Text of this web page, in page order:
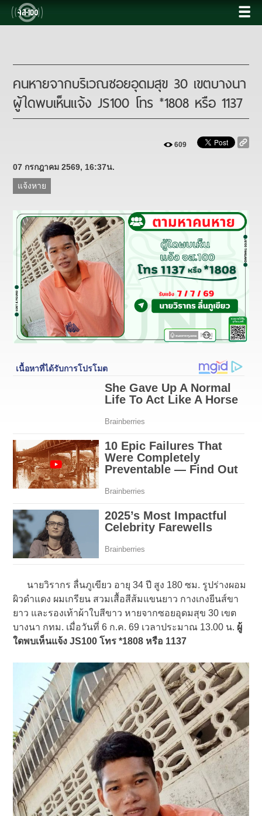
คนหายจากบริเวณซอยอุดมสุข 30 เขตบางนา
ผู้ใดพบเห็นแจ้ง JS100 โทร *1808 หรือ 1137
609
07 กรกฎาคม 2569, 16:37น.
แจ้งหาย
นายวิรากร ลื่นภูเขียว อายุ 34 ปี สูง 180 ซม. รูปร่างผอม
ผิวดำแดง ผมเกรียน สวมเสื้อสีส้มแขนยาว กางเกงยีนส์ขา
ยาว และรองเท้าผ้าใบสีขาว หายจากซอยอุดมสุข 30 เขต
บางนา กทม. เมื่อวันที่ 6 ก.ค. 69 เวลาประมาณ 13.00 น. ผู้
ใดพบเห็นแจ้ง JS100 โทร *1808 หรือ 1137